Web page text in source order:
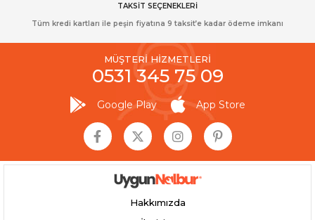
TAKSİT SEÇENEKLERİ
Tüm kredi kartları ile peşin fiyatına 9 taksit’e kadar ödeme imkanı
MÜŞTERİ HİZMETLERİ
0531 345 75 09
Google Play App Store
Hakkımızda